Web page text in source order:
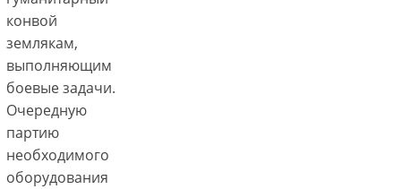
конвой
землякам,
выполняющим
боевые задачи.
Очередную
партию
необходимого
оборудования